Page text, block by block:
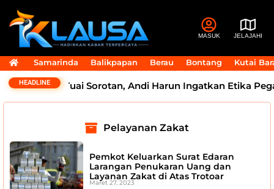
MASUK JELAJAHI
Samarinda Balikpapan Berau Bontang Kutai
HEADLINE
Dokter Tuai Sorotan, Andi Harun Ingatkan Etika
Pelayanan Zakat
Pemkot Keluarkan Surat Edaran
Larangan Penukaran Uang dan
Layanan Zakat di Atas Trotoar
Maret 27, 2023